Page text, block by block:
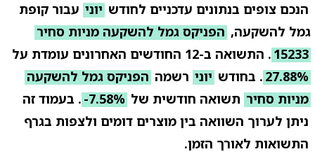
הנכם צופים בנתונים עדכניים לחודש יוני עבור קופת
גמל להשקעה, הפניקס גמל להשקעה מניות סחיר
15233 . התשואה ב-12 החודשים האחרונים עומדת על
27.88% . בחודש יוני רשמה הפניקס גמל להשקעה
מניות סחיר תשואה חודשית של -7.58% . בעמוד זה
ניתן לערוך השוואה בין מוצרים דומים ולצפות בגרף
התשואות לאורך הזמן.